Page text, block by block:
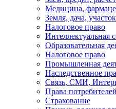
Медицина,
Земля, дача, участок
Налоговое право
Интеллектуальная
Образовательная
Налоговое право
Промышленная
Наследственное
Связь, СМИ,
Права потребителей
Страхование